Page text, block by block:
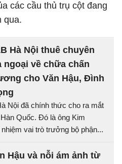
các cầu thủ trụ cột đang
qua.
Hà Nội thuê chuyên
ngoại về chữa chấn
cho Văn Hậu, Đình
Nội đã chính thức cho ra mắt
Quốc. Đó là ông Kim
vai trò trưởng bộ phận...
Hậu và nỗi ám ảnh từ